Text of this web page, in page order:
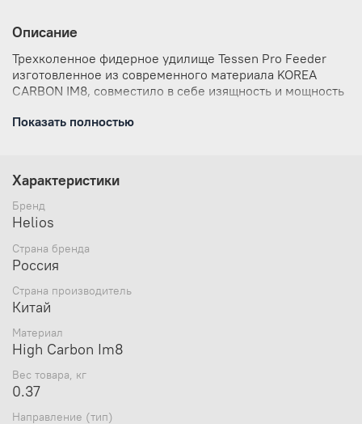
Описание
Трехколенное фидерное удилище Tessen Pro Feeder
изготовленное из современного материала KOREA
CARBON IM8, совместило в себе изящность и мощность
во время ловли как по весу применяемых
рыбы
с катушкодержателем из материала EVA
и натуральной пробки дополненное с торца
сбалансировали это фидерное удилище
Оснащено кольцами SIC. Tessen Pro Feeder
наверняка оценят как начинающие так и опытные
любители фидерн
Низкопрофильные усиленные пропускные кольца
Классический винтовой катушкодержатель
Показать полностью
Характеристики
Бренд
Helios
Страна бренда
Россия
Страна производитель
Китай
Материал
High Carbon Im8
Вес товара, кг
0.37
Направление (тип)